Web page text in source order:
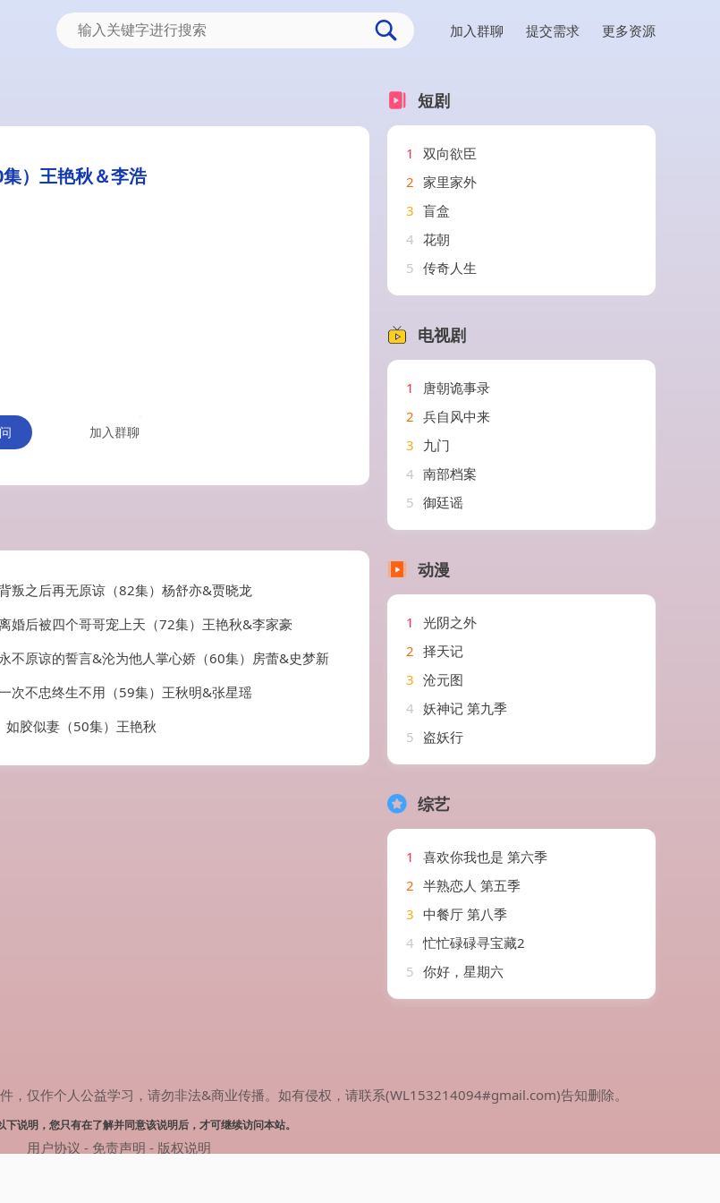
加入群聊 提交需求 更多资源
）王艳秋＆李浩
加入群聊
叛之后再无原谅（82集）杨舒亦&贾晓龙
婚后被四个哥哥宠上天（72集）王艳秋&李家豪
永不原谅的誓言&沦为他人掌心娇（60集）房蕾&史梦新
次不忠终生不用（59集）王秋明&张星瑶
如胶似妻（50集）王艳秋
短剧
1
双向欲臣
2 家里家外
3 盲盒
4 花朝
5 传奇人生
电视剧
1
唐朝诡事录
2 兵自风中来
3 九门
4 南部档案
5 御廷谣
动漫
1
光阴之外
2 择天记
3 沧元图
4 妖神记 第九季
5 盗妖行
综艺
1
喜欢你我也是 第六季
2 半熟恋人 第五季
3 中餐厅 第八季
4 忙忙碌碌寻宝藏2
5 你好，星期六
，仅作个人公益学习，请勿非法&商业传播。如有侵权，请联系(WL153214094#gmail.com)告知删除。
下说明，您只有在了解并同意该说明后，才可继续访问本站。
用户协议 - 免责声明 - 版权说明